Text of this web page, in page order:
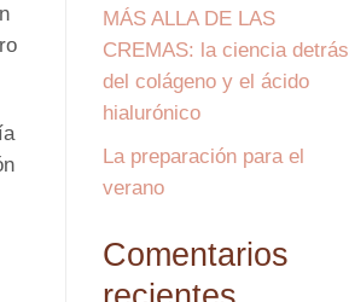
MÁS ALLA DE LAS
CREMAS: la ciencia detrás
del colágeno y el ácido
hialurónico
La preparación para el
verano
Comentarios